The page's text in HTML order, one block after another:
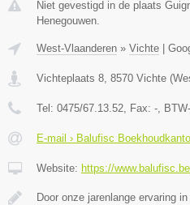
Niet gevestigd in de plaats
Henegouwen.
West-Vlaanderen » Vichte |
Vichteplaats 8 8570 Vichte (
Tel: 0475/67.13.52 , Fax: - ,
E-mail › Balufisc
Website: https://www.balufisc.be
Door onze jarenlange ervaring